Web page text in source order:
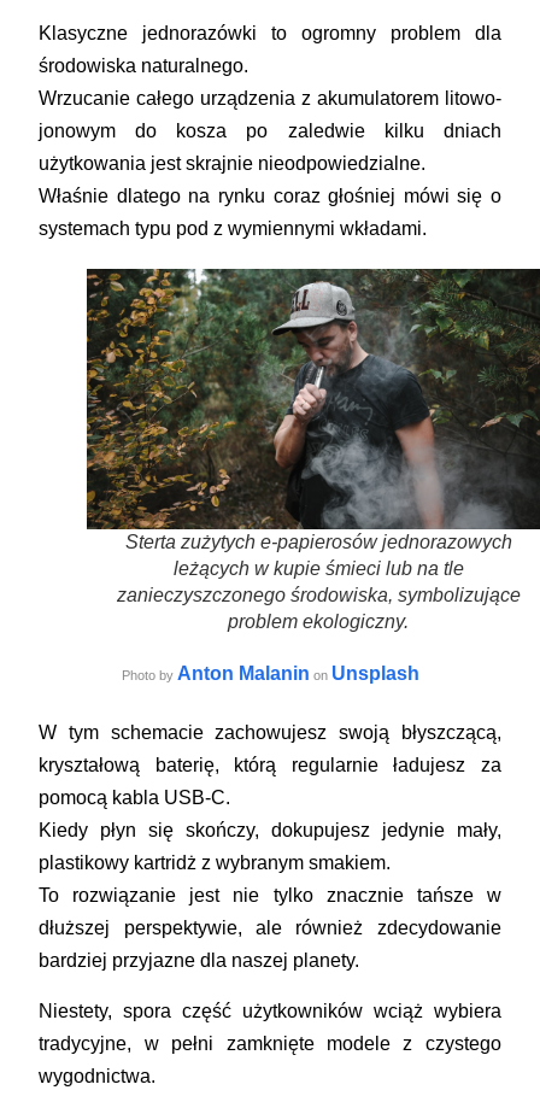
Klasyczne jednorazówki to ogromny problem dla
środowiska naturalnego.
Wrzucanie całego urządzenia z akumulatorem litowo-
jonowym do kosza po zaledwie kilku dniach
użytkowania jest skrajnie nieodpowiedzialne.
Właśnie dlatego na rynku coraz głośniej mówi się o
systemach typu pod z wymiennymi wkładami.
Sterta zużytych e-papierosów jednorazowych
leżących w kupie śmieci lub na tle
zanieczyszczonego środowiska, symbolizujące
problem ekologiczny.
Photo by Anton Malanin on Unsplash
W tym schemacie zachowujesz swoją błyszczącą,
kryształową baterię, którą regularnie ładujesz za
pomocą kabla USB-C.
Kiedy płyn się skończy, dokupujesz jedynie mały,
plastikowy kartridż z wybranym smakiem.
To rozwiązanie jest nie tylko znacznie tańsze w
dłuższej perspektywie, ale również zdecydowanie
bardziej przyjazne dla naszej planety.
Niestety, spora część użytkowników wciąż wybiera
tradycyjne, w pełni zamknięte modele z czystego
wygodnictwa.